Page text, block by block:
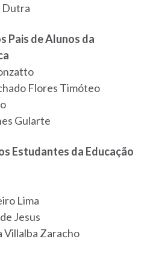
Dutra
Pais de Alunos da
Flores Timóteo
Gularte
Estudantes da Educação
Lima
Jesus
Villalba Zaracho